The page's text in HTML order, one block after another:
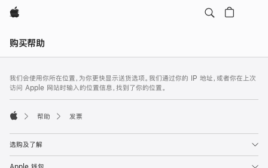
Apple
购买帮助
页
页
脚
注
我们会使用你所在位置，为你更快显示送货选项。我们通过你的 IP 地址，或者你在上次
访问 Apple 网站时输入的位置信息，找到了你的位置。
帮助 发票
选购及了解
Apple 钱包